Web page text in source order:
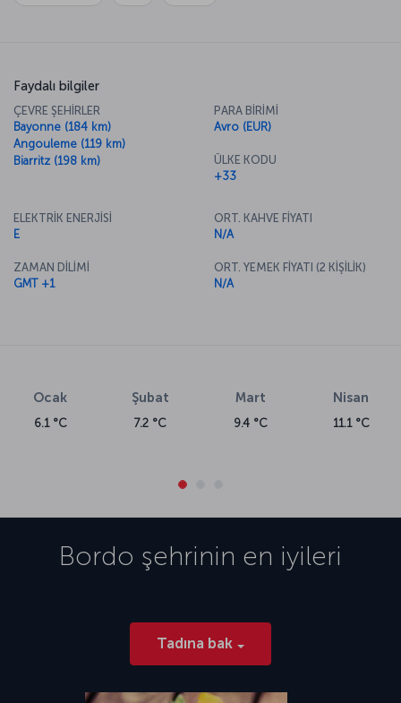
Faydalı bilgiler
ÇEVRE ŞEHİRLER
Bayonne (184 km)
Angouleme (119 km)
Biarritz (198 km)
PARA BİRİMİ
Avro (EUR)
ÜLKE KODU
+33
ELEKTRİK ENERJİSİ
E
ZAMAN DİLİMİ
GMT +1
ORT. KAHVE FİYATI
N/A
ORT. YEMEK FİYATI (2 KİŞİLİK)
N/A
Ocak
6.1 °C
Şubat
7.2 °C
Mart
9.4 °C
Nisan
11.1 °C
Bordo şehrinin en iyileri
Tadına bak